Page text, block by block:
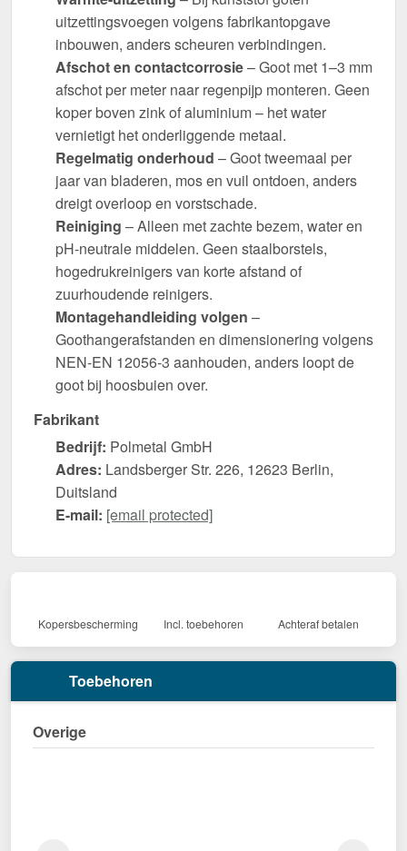
uitzettingsvoegen volgens fabrikantopgave
inbouwen, anders scheuren verbindingen.
Afschot en contactcorrosie– Goot met 1–3 mm
afschot per meter naar regenpijp monteren. Geen
koper boven zink of aluminium – het water
vernietigt het onderliggende metaal.
Regelmatig onderhoud – Goot tweemaal per
jaar van bladeren, mos en vuil ontdoen, anders
dreigt overloop en vorstschade.
Reiniging – Alleen met zachte bezem, water en
pH-neutrale middelen. Geen staalborstels,
hogedrukreinigers van korte afstand of
zuurhoudende reinigers.
Montagehandleiding volgen –
Goothangerafstanden en dimensionering volgens
NEN-EN 12056-3 aanhouden, anders loopt de
goot bij hoosbuien over.
Fabrikant
Bedrijf: Polmetal GmbH
Adres: Landsberger Str. 226, 12623 Berlin,
Duitsland
E-mail: [email protected]
Kopersbescherming Incl. toebehoren Achteraf betalen
Toebehoren
Overige